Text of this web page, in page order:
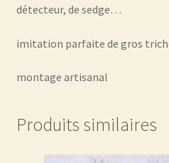
détecteur, de sedge…
imitation parfaite de gros
montage artisanal
Produits similaires